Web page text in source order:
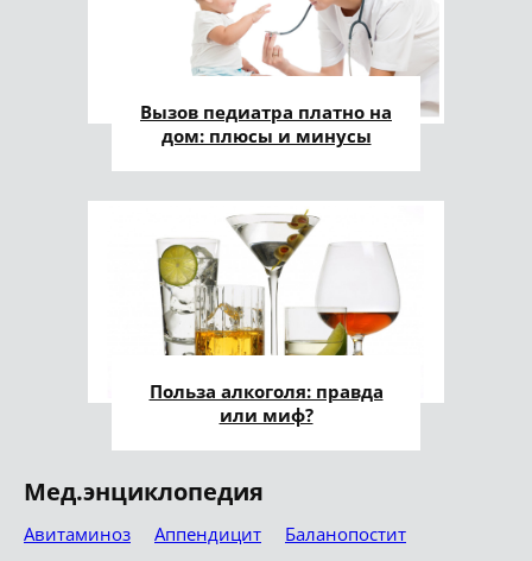
Вызов педиатра платно на
дом: плюсы и минусы
Польза алкоголя: правда
или миф?
Мед.энциклопедия
Авитаминоз Аппендицит
Баланопостит